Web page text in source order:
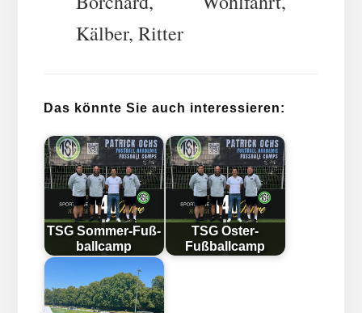
Kälber, Ritter
Das könnte Sie auch interessieren:
TSG Som­mer-Fuß­
ball­camp
TSG Oster-
Fußballcamp